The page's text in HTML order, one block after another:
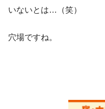
いないとは…（笑）
穴場ですね。